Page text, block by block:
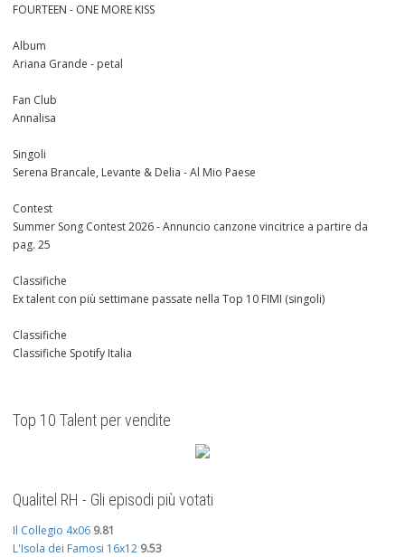
FOURTEEN - ONE MORE KISS
Album
Ariana Grande - petal
Fan Club
Annalisa
Singoli
Serena Brancale, Levante & Delia - Al Mio Paese
Contest
Summer Song Contest 2026 - Annuncio canzone vincitrice a partire da
pag. 25
Classifiche
Ex talent con più settimane passate nella Top 10 FIMI (singoli)
Classifiche
Classifiche Spotify Italia
Top 10 Talent per vendite
Qualitel RH - Gli episodi più votati
Il Collegio 4x06 9.81
L'Isola dei Famosi 16x12 9.53